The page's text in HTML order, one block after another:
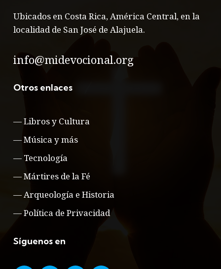
Ubicados en Costa Rica, América Central, en la
localidad de San José de Alajuela.
info@midevocional.org
Otros enlaces
—Libros y Cultura
—Música y más
— Tecnología
—Mártires de la Fé
—Arqueología e Historia
—Política de Privacidad
Síguenos en